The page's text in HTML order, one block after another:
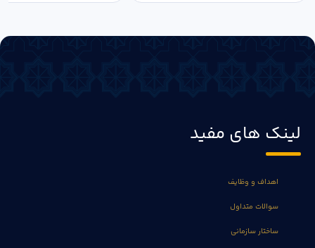
لینک های مفید
اهداف و وظایف
سوالات متداول
ساختار سازمانی